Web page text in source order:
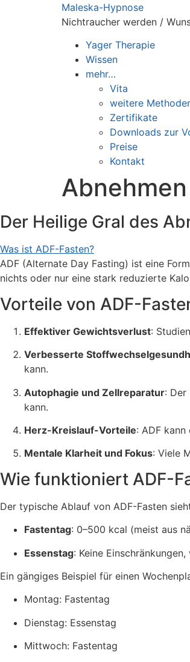
Maleska-Hypnose
Nichtraucher werden /
Yager Therapie
Wissen
mehr…
Vita
weitere
Zertifikate
Downloads zur
Preise
Kontakt
Der Heilige Gral des
Was ist ADF-Fasten?
ADF (Alternate Day Fasting) ist eine
nichts oder nur eine stark reduzierte
Vorteile von ADF-
Effektiver Gewichtsverlust:
Verbesserte
kann.
Autophagie und Zellreparatur: Der
kann.
Herz-Kreislauf-Vorteile: ADF
Mentale Klarheit und Fokus: Viele
Wie funktioniert ADF-
Der typische Ablauf von ADF-Fasten
Fastentag: 0–500 kcal (meist aus
Essenstag: Keine
Ein gängiges Beispiel für einen
Montag: Fastentag
Dienstag: Essenstag
Mittwoch: Fastentag